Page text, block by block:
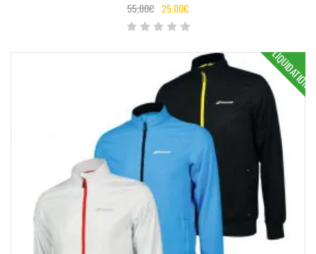
55,00€ 25,00€
LIQUIDATION